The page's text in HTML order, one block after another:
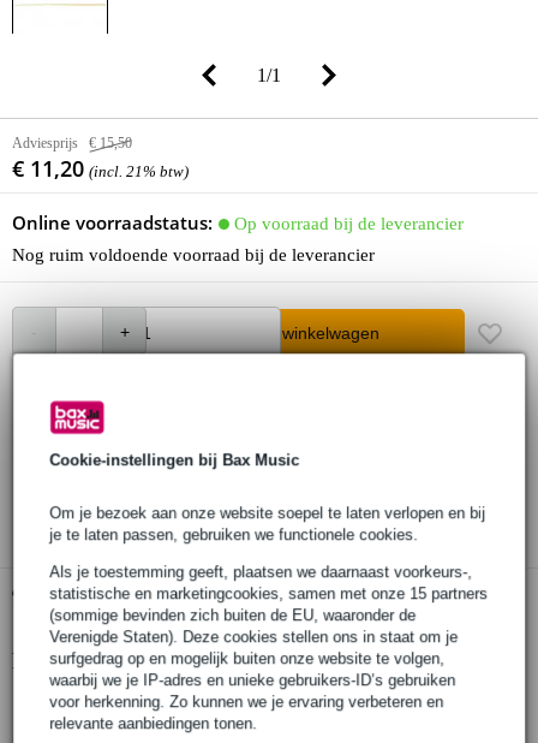
Cookie-instellingen bij Bax Music
Om je bezoek aan onze website soepel te laten verlopen en bij
je te laten passen, gebruiken we functionele cookies.
Als je toestemming geeft, plaatsen we daarnaast voorkeurs-,
statistische en marketingcookies, samen met onze 15 partners
(sommige bevinden zich buiten de EU, waaronder de
Verenigde Staten). Deze cookies stellen ons in staat om je
surfgedrag op en mogelijk buiten onze website te volgen,
waarbij we je IP-adres en unieke gebruikers-ID’s gebruiken
voor herkenning. Zo kunnen we je ervaring verbeteren en
relevante aanbiedingen tonen.
1/1
Adviesprijs € 15,50
€ 11,20 (incl. 21% btw)
Online voorraadstatus:
Op voorraad bij de leverancier
Nog ruim voldoende voorraad bij de leverancier
In winkelwagen
Bestel voor 23:00 = over circa 5 werkdagen in huis
30 dagen 'niet goed geld terug' garantie
Gratis ophalen in de winkel
Productinformatie
Gewa dirigeerstok
lengte: 45 cm